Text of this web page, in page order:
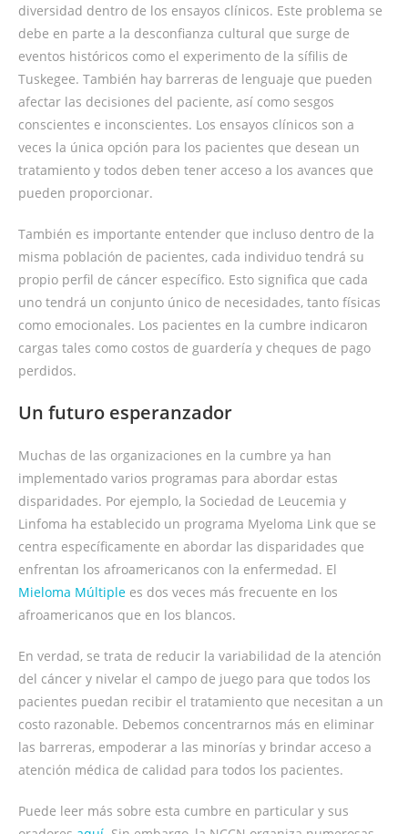
diversidad dentro de los ensayos clínicos. Este problema se
debe en parte a la desconfianza cultural que surge de
eventos históricos como el experimento de la sífilis de
Tuskegee. También hay barreras de lenguaje que pueden
afectar las decisiones del paciente, así como sesgos
conscientes e inconscientes. Los ensayos clínicos son a
veces la única opción para los pacientes que desean un
tratamiento y todos deben tener acceso a los avances que
pueden proporcionar.
También es importante entender que incluso dentro de la
misma población de pacientes, cada individuo tendrá su
propio perfil de cáncer específico. Esto significa que cada
uno tendrá un conjunto único de necesidades, tanto físicas
como emocionales. Los pacientes en la cumbre indicaron
cargas tales como costos de guardería y cheques de pago
perdidos.
Un futuro esperanzador
Muchas de las organizaciones en la cumbre ya han
implementado varios programas para abordar estas
disparidades. Por ejemplo, la Sociedad de Leucemia y
Linfoma ha establecido un programa Myeloma Link que se
centra específicamente en abordar las disparidades que
enfrentan los afroamericanos con la enfermedad. El
Mieloma Múltiple es dos veces más frecuente en los
afroamericanos que en los blancos.
En verdad, se trata de reducir la variabilidad de la atención
del cáncer y nivelar el campo de juego para que todos los
pacientes puedan recibir el tratamiento que necesitan a un
costo razonable. Debemos concentrarnos más en eliminar
las barreras, empoderar a las minorías y brindar acceso a
atención médica de calidad para todos los pacientes.
Puede leer más sobre esta cumbre en particular y sus